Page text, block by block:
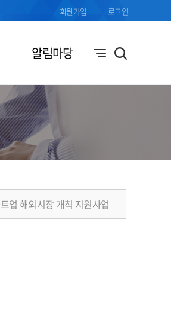
알림마당
회원가입 로그인
업 해외시장 개척 지원사업